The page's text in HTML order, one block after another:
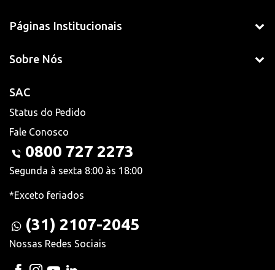
Páginas Institucionais
Sobre Nós
SAC
Status do Pedido
Fale Conosco
0800 727 2273
Segunda à sexta 8:00 às 18:00
*Exceto feriados
(31) 2107-2045
Nossas Redes Sociais